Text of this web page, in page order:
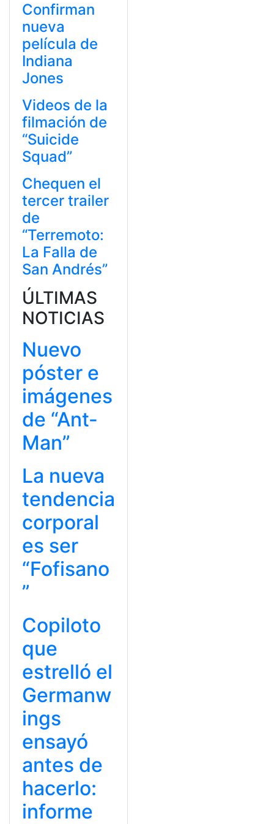
Confirman
nueva
película de
Indiana
Jones
Videos de la
filmación de
“Suicide
Squad”
Chequen el
tercer trailer
de
“Terremoto:
La Falla de
San Andrés”
ÚLTIMAS
NOTICIAS
Nuevo
póster e
imágenes
de “Ant-
Man”
La nueva
tendencia
corporal
es ser
“Fofisano
”
Copiloto
que
estrelló el
Germanw
ings
ensayó
antes de
hacerlo:
informe